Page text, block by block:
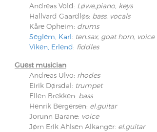
Romano, Edmondo
Religio
Lukas Schneider
Read now
Andreas Vold: Løwe,piano, keys
Hallvard Gaardløs: bass, vocals
Kåre Opheim: drums
Seglem, Karl: ten.sax, goat horn, voice
Viken, Erlend: fiddles
Guest musician
Andreas Ulvo: rhodes
Eirik Dørsdal: trumpet
Ellen Brekken: bass
Henrik Bergersen: el.guitar
Jorunn Barane: voice
Jørn Erik Ahlsen Alkanger: el.guitar